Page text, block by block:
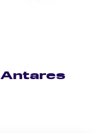
Antares